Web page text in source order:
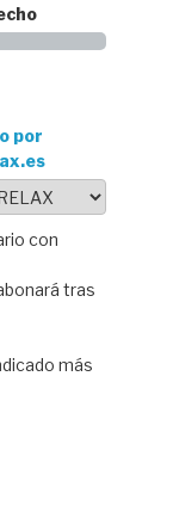
por
con
tras
más